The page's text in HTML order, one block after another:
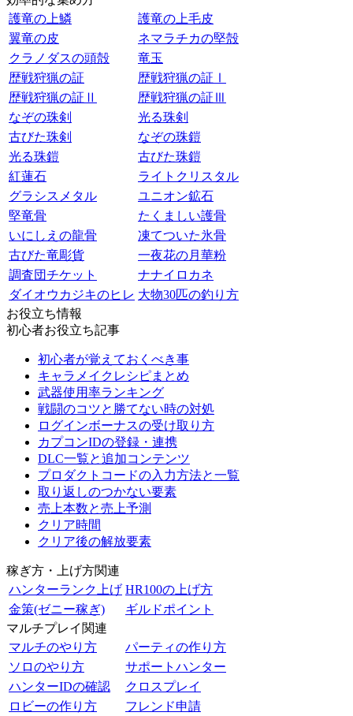
護竜の上鱗
護竜の上毛皮
翼竜の皮
ネマラチカの堅殻
クラノダスの頭殻
竜玉
歴戦狩猟の証
歴戦狩猟の証Ⅰ
歴戦狩猟の証Ⅱ
歴戦狩猟の証Ⅲ
なぞの珠剣
光る珠剣
古びた珠剣
なぞの珠鎧
光る珠鎧
古びた珠鎧
紅蓮石
ライトクリスタル
グラシスメタル
ユニオン鉱石
堅竜骨
たくましい護骨
いにしえの龍骨
凍てついた氷骨
古びた竜彫貨
一夜花の月華粉
調査団チケット
ナナイロカネ
ダイオウカジキのヒレ 大物30匹の釣り方
お役立ち情報
初心者お役立ち記事
初心者が覚えておくべき事
キャラメイクレシピまとめ
武器使用率ランキング
戦闘のコツと勝てない時の対処
ログインボーナスの受け取り方
カプコンIDの登録・連携
DLC一覧と追加コンテンツ
プロダクトコードの入力方法と一覧
取り返しのつかない要素
売上本数と売上予測
クリア時間
クリア後の解放要素
稼ぎ方・上げ方関連
ハンターランク上げ HR100の上げ方
金策(ゼニー稼ぎ)
ギルドポイント
マルチプレイ関連
マルチのやり方
パーティの作り方
ソロのやり方
サポートハンター
ハンターIDの確認
クロスプレイ
ロビーの作り方
フレンド申請